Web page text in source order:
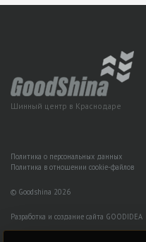
Шинный центр в Краснодаре
Политика о персональных данных
Политика в отношении cookie-файлов
© Goodshina 2026
Разработка и создание сайта GOODIDEA